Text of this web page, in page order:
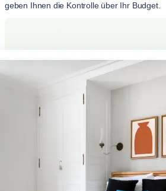
geben Ihnen die Kontrolle über Ihr Budget.